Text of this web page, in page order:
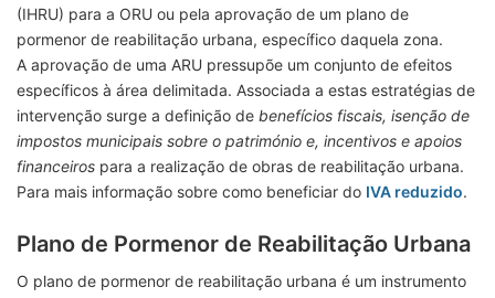
(IHRU) para a ORU ou pela aprovação de um plano de
pormenor de reabilitação urbana, específico daquela zona.
A aprovação de uma ARU pressupõe um conjunto de efeitos
específicos à área delimitada. Associada a estas estratégias de
intervenção surge a definição de benefícios fiscais, isenção de
impostos municipais sobre o património e, incentivos e apoios
financeiros para a realização de obras de reabilitação urbana.
Para mais informação sobre como beneficiar do IVA reduzido.
Plano de Pormenor de Reabilitação Urbana
O plano de pormenor de reabilitação urbana é um instrumento